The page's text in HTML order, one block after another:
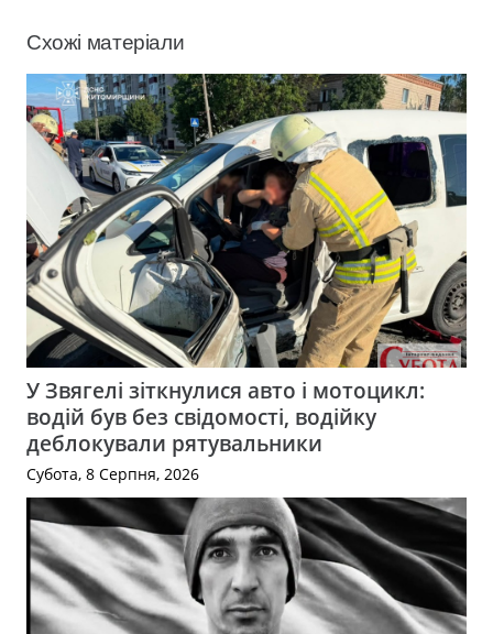
Схожі матеріали
У Звягелі зіткнулися авто і мотоцикл:
водій був без свідомості, водійку
деблокували рятувальники
Субота, 8 Серпня, 2026